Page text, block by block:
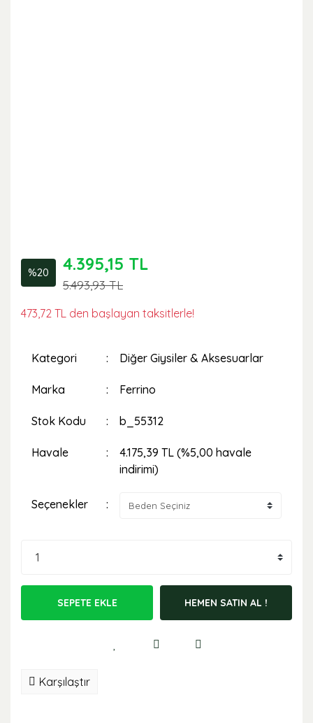
%20 4.395,15 TL
5.493,93 TL
473,72 TL den başlayan taksitlerle!
Kategori Diğer Giysiler & Aksesuarlar
Marka Ferrino
Stok Kodu b_55312
Havale
4.175,39 TL (%5,00 havale
indirimi)
Seçenekler
SEPETE EKLE HEMEN SATIN AL !
Karşılaştır